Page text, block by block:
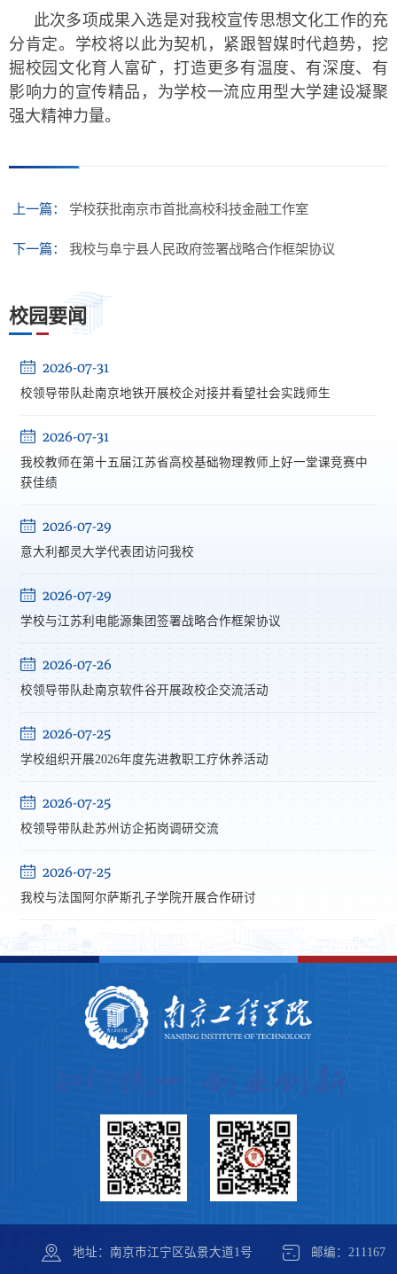
此次多项成果入选是对我校宣传思想文化工作的充
分肯定。学校将以此为契机，紧跟智媒时代趋势，挖
掘校园文化育人富矿，打造更多有温度、有深度、有
影响力的宣传精品，为学校一流应用型大学建设凝聚
强大精神力量。
上一篇： 学校获批南京市首批高校科技金融工作室
下一篇： 我校与阜宁县人民政府签署战略合作框架协议
校园要闻
2026-07-31
校领导带队赴南京地铁开展校企对接并看望社会实践师生
2026-07-31
我校教师在第十五届江苏省高校基础物理教师上好一堂课竞赛中
获佳绩
2026-07-29
意大利都灵大学代表团访问我校
2026-07-29
学校与江苏利电能源集团签署战略合作框架协议
2026-07-26
校领导带队赴南京软件谷开展政校企交流活动
2026-07-25
学校组织开展2026年度先进教职工疗休养活动
2026-07-25
校领导带队赴苏州访企拓岗调研交流
2026-07-25
我校与法国阿尔萨斯孔子学院开展合作研讨
地址：南京市江宁区弘景大道1号 邮编：211167